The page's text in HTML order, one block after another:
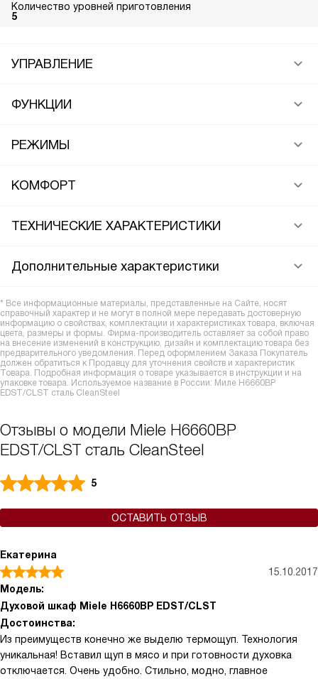
Количество уровней приготовления
5
УПРАВЛЕНИЕ
ФУНКЦИИ
РЕЖИМЫ
КОМФОРТ
ТЕХНИЧЕСКИЕ ХАРАКТЕРИСТИКИ
Дополнительные характеристики
* Все информационные материалы, представленные на Сайте, носят
справочный характер и не могут в полной мере передавать достоверную
информацию о свойствах, комплектации и характеристиках товара, включая
цвета, размеры и формы. Фирма-производитель оставляет за собой право
на внесение изменений в конструкцию, дизайн и комплектацию товара без
предварительного уведомления. Перед оформлением Заказа Покупатель
должен обратиться к Продавцу для уточнения свойств и характеристик
Товара. Подробная информация о товаре указывается в инструкции и на
упаковке товара. Используемое название в России: Миле H6660BP
EDST/CLST сталь CleanSteel
Отзывы о модели Miele H6660BP
EDST/CLST сталь CleanSteel
5
ОСТАВИТЬ ОТЗЫВ
Екатерина
15.10.2017
Модель:
Духовой шкаф Miele H6660BP EDST/CLST
Достоинства:
Из преимуществ конечно же выделю термощуп. Технология
уникальная! Вставил щуп в мясо и при готовности духовка
отключается. Очень удобно. Стильно, модно, главное